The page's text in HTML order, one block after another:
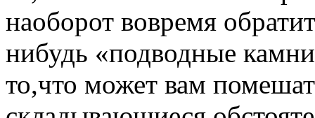
наоборот вовремя
нибудь «подводные
то,что может вам